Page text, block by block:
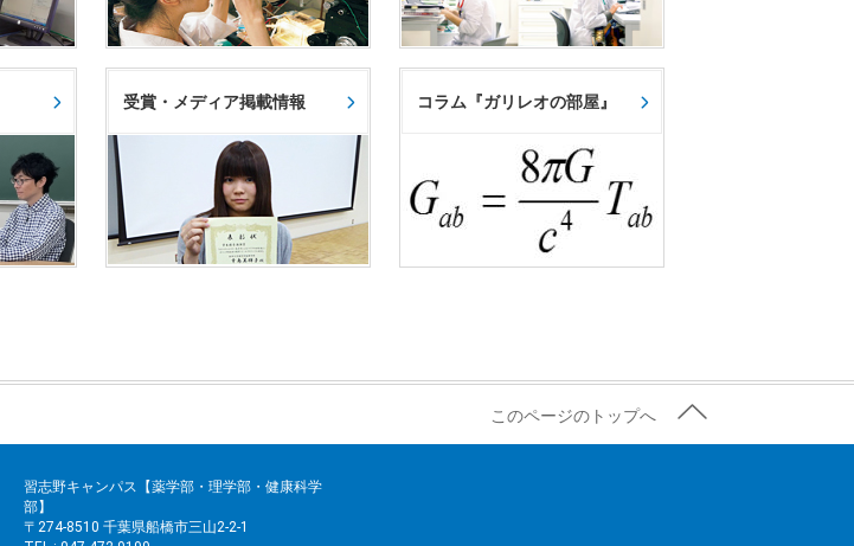
受賞・メディア掲載情報 コラム『ガリレオの部屋』
このページのトップへ
習志野キャンパス【薬学部・理学部・健康科学
部】
〒274-8510 千葉県船橋市三山2-2-1